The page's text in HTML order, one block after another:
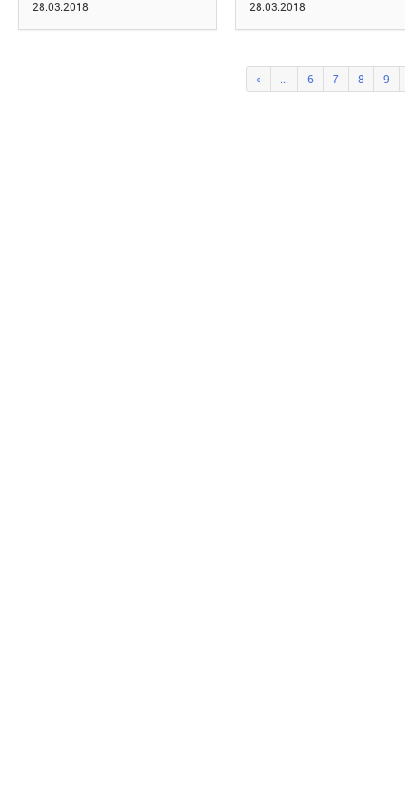
28.03.2018 28.03.2018
« ... 6 7 8 9